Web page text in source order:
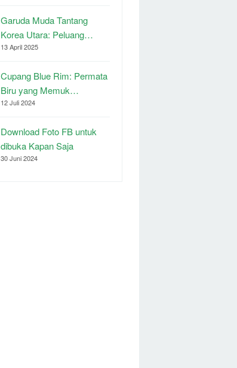
Garuda Muda Tantang
Korea Utara: Peluang…
13 April 2025
Cupang Blue Rim: Permata
Biru yang Memuk…
12 Juli 2024
Download Foto FB untuk
dibuka Kapan Saja
30 Juni 2024